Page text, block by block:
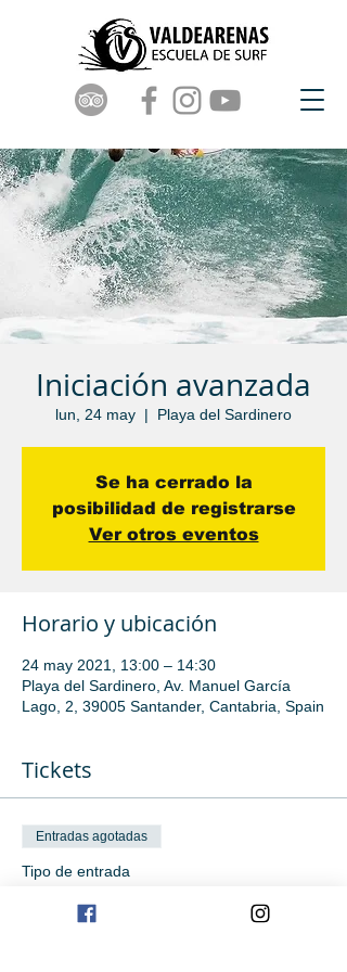
Iniciación avanzada
lun, 24 may
  |
Playa del Sardinero
Se ha cerrado la
posibilidad de registrarse
Ver otros eventos
Horario y ubicación
24 may 2021, 13:00 – 14:30
Playa del Sardinero, Av. Manuel García
Lago, 2, 39005 Santander, Cantabria, Spain
Tickets
Entradas agotadas
Tipo de entrada
Iniciación avanzada